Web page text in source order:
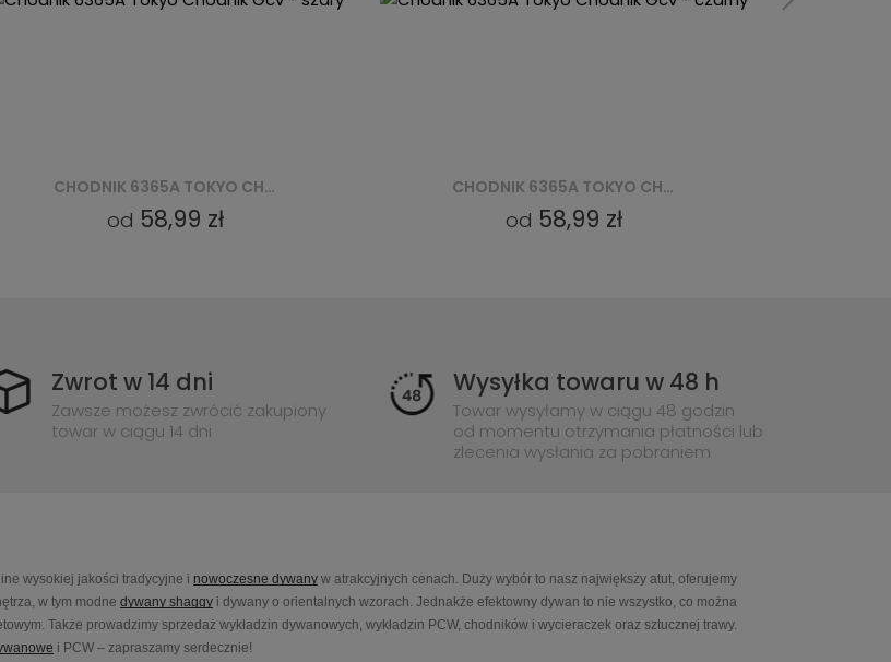
od58,99 zł od58,99 zł
Zwrot w 14 dni
Zawsze możesz zwrócić zakupiony
towar w ciągu 14 dni
Wysyłka towaru w 48 h
Towar wysyłamy w ciągu 48 godzin
od momentu otrzymania płatności lub
zlecenia wysłania za pobraniem
wysokiej jakości tradycyjne i nowoczesne dywany w atrakcyjnych cenach. Duży wybór to nasz największy atut, oferujemy
w tym modne dywany shaggy i dywany o orientalnych wzorach. Jednakże efektowny dywan to nie wszystko, co można
Także prowadzimy sprzedaż wykładzin dywanowych, wykładzin PCW, chodników i wycieraczek oraz sztucznej trawy.
i PCW – zapraszamy serdecznie!